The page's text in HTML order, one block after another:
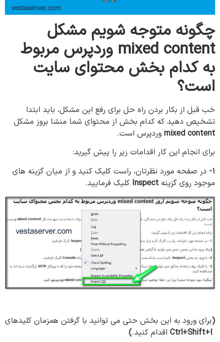
چگونه متوجه شویم مشکل
mixed content وردپرس مربوط
به کدام بخش محتوای سایت
است؟
خب قبل از بکار بردن راه حل برای رفع این مشکل، باید ابتدا
تشخیص دهید که کدام بخش از محتوای شما منشا بروز مشکل
mixed content وردپرس است.
برای انجام این کار اقدامات زیر را پیش گیرید:
۱- در صفحه مورد نظرتان، راست کلیک کنید و از میان گزینه های
موجود روی گزینه Inspect کلیک فرمایید.
(برای ورود به این بخش حتی می توانيد با گرفتن همزمان کلیدهای
Ctrl+Shift+I اقدام کنید.)